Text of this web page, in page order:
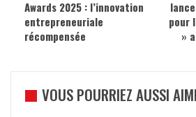
Awards 2025 : l’innovation
entrepreneuriale
récompensée
pour
»
VOUS POURRIEZ AUSSI